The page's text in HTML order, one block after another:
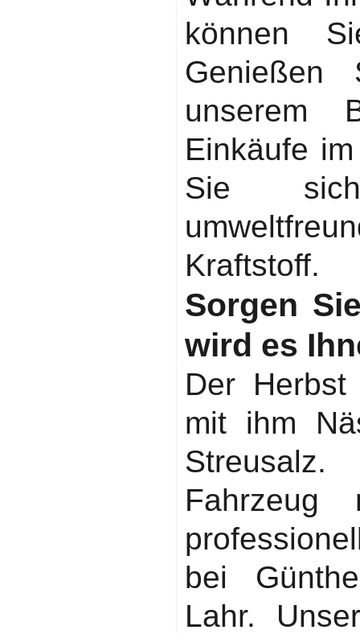
können
unserem
Einkäufe
Sie
Kraftstoff.
Sorgen
wird es
Der
mit ihm
Fahrzeug
bei
Lahr.